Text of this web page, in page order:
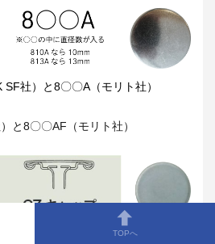
SF社）と8〇〇A（モリト社）
と8〇〇AF（モリト社）
TOPへ